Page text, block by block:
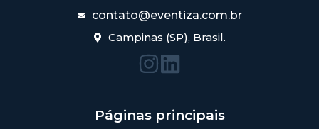
contato@eventiza.com.br
Campinas (SP), Brasil.
Páginas principais